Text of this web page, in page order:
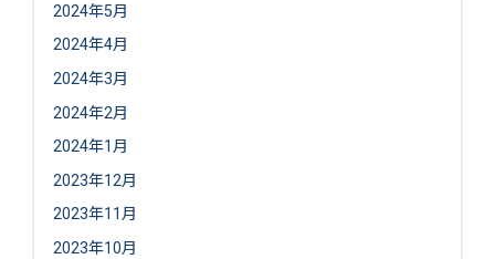
2024年5月
2024年4月
2024年3月
2024年2月
2024年1月
2023年12月
2023年11月
2023年10月